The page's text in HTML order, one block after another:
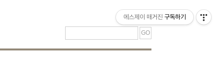
에스제이 매거진 구독하기